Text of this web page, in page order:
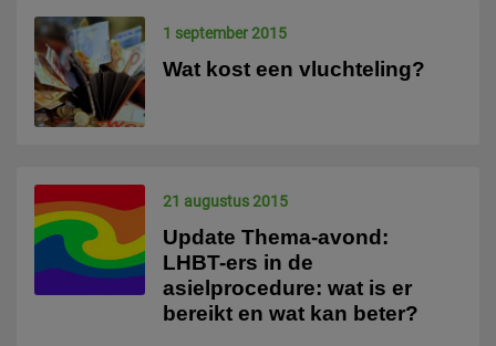
1 september 2015
Wat kost een vluchteling?
21 augustus 2015
Update Thema-avond:
LHBT-ers in de
asielprocedure: wat is er
bereikt en wat kan beter?